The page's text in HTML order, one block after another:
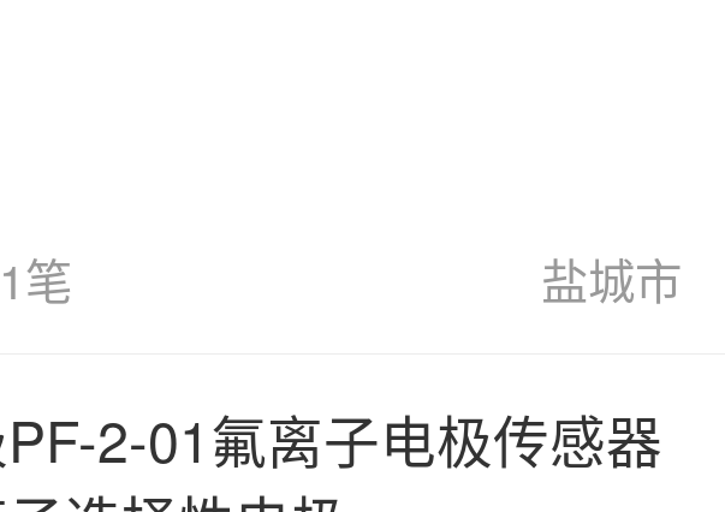
笔 盐城市
2-01氟离子电极传感器